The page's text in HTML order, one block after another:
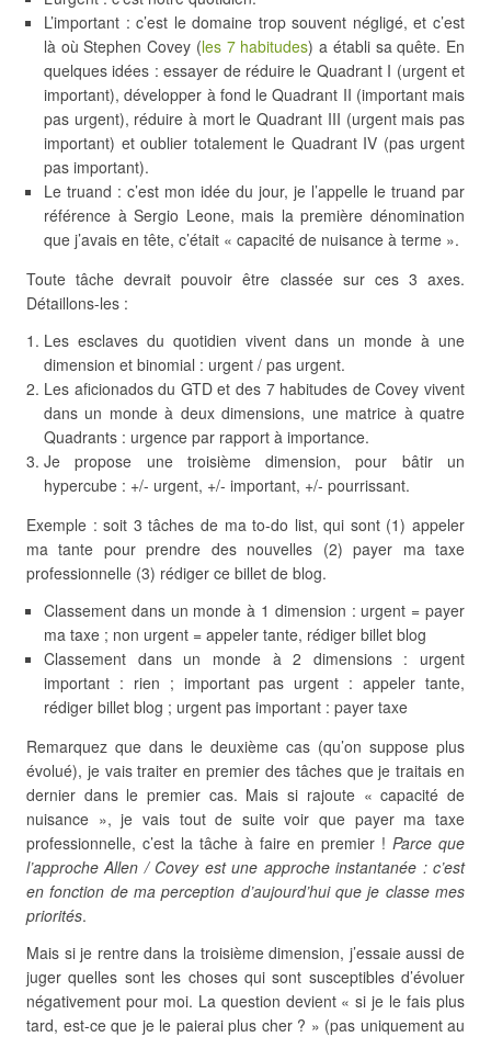
L’important : c’est le domaine trop souvent négligé, et c’est
là où Stephen Covey (les 7 habitudes) a établi sa quête. En
quelques idées : essayer de réduire le Quadrant I (urgent et
important), développer à fond le Quadrant II (important mais
pas urgent), réduire à mort le Quadrant III (urgent mais pas
important) et oublier totalement le Quadrant IV (pas urgent
pas important).
Le truand : c’est mon idée du jour, je l’appelle le truand par
référence à Sergio Leone, mais la première dénomination
que j’avais en tête, c’était « capacité de nuisance à terme ».
Toute tâche devrait pouvoir être classée sur ces 3 axes.
Détaillons-les :
Les esclaves du quotidien vivent dans un monde à une
dimension et binomial : urgent / pas urgent.
Les aficionados du GTD et des 7 habitudes de Covey vivent
dans un monde à deux dimensions, une matrice à quatre
Quadrants : urgence par rapport à importance.
Je propose une troisième dimension, pour bâtir un
hypercube : +/- urgent, +/- important, +/- pourrissant.
Exemple : soit 3 tâches de ma to-do list, qui sont (1) appeler
ma tante pour prendre des nouvelles (2) payer ma taxe
professionnelle (3) rédiger ce billet de blog.
Classement dans un monde à 1 dimension : urgent = payer
ma taxe ; non urgent = appeler tante, rédiger billet blog
Classement dans un monde à 2 dimensions : urgent
important : rien ; important pas urgent : appeler tante,
rédiger billet blog ; urgent pas important : payer taxe
Remarquez que dans le deuxième cas (qu’on suppose plus
évolué), je vais traiter en premier des tâches que je traitais en
dernier dans le premier cas. Mais si rajoute « capacité de
nuisance », je vais tout de suite voir que payer ma taxe
professionnelle, c’est la tâche à faire en premier ! Parce que
l’approche Allen / Covey est une approche instantanée : c’est
en fonction de ma perception d’aujourd’hui que je classe mes
priorités.
Mais si je rentre dans la troisième dimension, j’essaie aussi de
juger quelles sont les choses qui sont susceptibles d’évoluer
négativement pour moi. La question devient « si je le fais plus
tard, est-ce que je le paierai plus cher ? » (pas uniquement au